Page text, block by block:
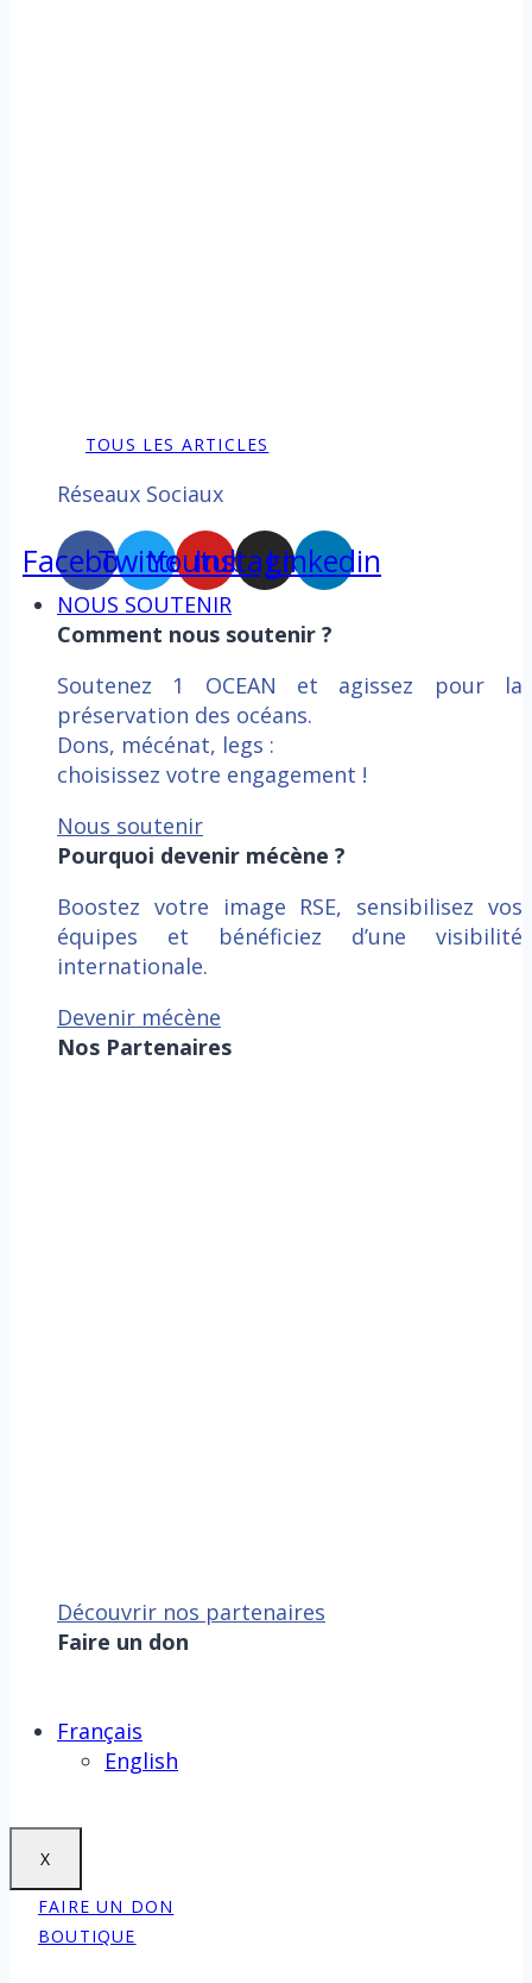
TOUS LES ARTICLES
Réseaux Sociaux
Facebook
TwitterYoutube
Instagram
Linkedin
NOUS SOUTENIR
Comment nous soutenir ?
Soutenez 1 OCEAN et agissez pour la
préservation des océans.
Dons, mécénat, legs :
choisissez votre engagement !
Nous soutenir
Pourquoi devenir mécène ?
Boostez votre image RSE, sensibilisez vos
équipes et bénéficiez d’une visibilité
internationale.
Devenir mécène
Nos Partenaires
Découvrir nos partenaires
Faire un don
Français
English
X
FAIRE UN DON
BOUTIQUE